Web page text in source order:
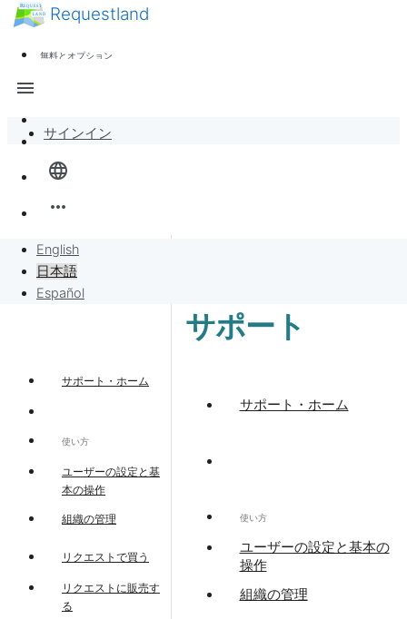
Requestland
無料とオプション
language
more_horiz
English
日本語
Español
menu
全体像
リクエストに販売
ニュース
サインイン
サポート・ホーム
使い方
ユーザーの設定と基
本の操作
組織の管理
リクエストで買う
リクエストに販売す
る
サポート
サポート・ホーム
使い方
ユーザーの設定と基本の
操作
組織の管理